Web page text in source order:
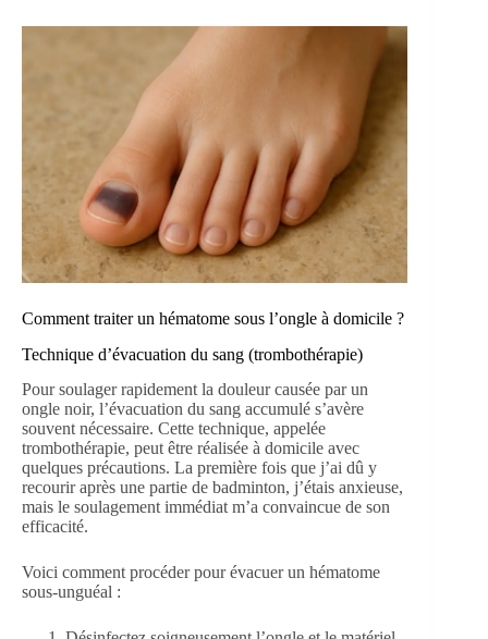
Comment traiter un hématome sous l’ongle à domicile ?
Technique d’évacuation du sang (trombothérapie)
Pour soulager rapidement la douleur causée par un
ongle noir, l’évacuation du sang accumulé s’avère
souvent nécessaire. Cette technique, appelée
trombothérapie, peut être réalisée à domicile avec
quelques précautions. La première fois que j’ai dû y
recourir après une partie de badminton, j’étais anxieuse,
mais le soulagement immédiat m’a convaincue de son
efficacité.
Voici comment procéder pour évacuer un hématome
sous-unguéal :